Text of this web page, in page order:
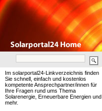
Im solarportal24-Linkverzeichnis finden
Sie schnell, einfach und kostenlos
kompetente Ansprechpartner/innen für
Ihre Fragen rund ums Thema
Solarenergie, Erneuerbare Energien und
mehr.